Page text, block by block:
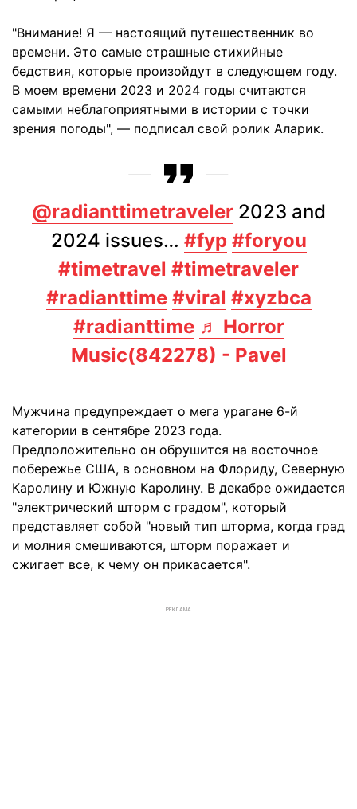
"Внимание! Я — настоящий путешественник во
времени. Это самые страшные стихийные
бедствия, которые произойдут в следующем году.
В моем времени 2023 и 2024 годы считаются
самыми неблагоприятными в истории с точки
зрения погоды", — подписал свой ролик Аларик.
@radianttimetraveler2023 and
2024 issues… #fyp #foryou
#timetravel #timetraveler
#radianttime #viral #xyzbca
#radianttime ♬ Horror
Music(842278) - Pavel
Мужчина предупреждает о мега урагане 6-й
категории в сентябре 2023 года.
Предположительно он обрушится на восточное
побережье США, в основном на Флориду, Северную
Каролину и Южную Каролину. В декабре ожидается
"электрический шторм с градом", который
представляет собой "новый тип шторма, когда град
и молния смешиваются, шторм поражает и
сжигает все, к чему он прикасается".
РЕКЛАМА